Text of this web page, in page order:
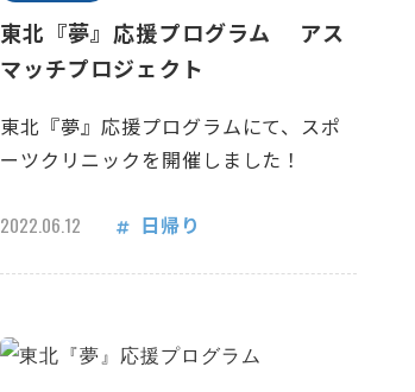
東北『夢』応援プログラム アス
マッチプロジェクト
東北『夢』応援プログラムにて、スポ
ーツクリニックを開催しました！
2022.06.12 日帰り